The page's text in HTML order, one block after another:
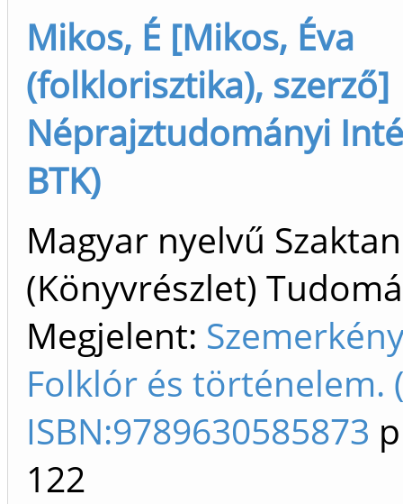
Mikos, É [Mikos, Éva
(folklorisztika), szerző]
Néprajztudományi
BTK)
Magyar nyelvű
(Könyvrészlet)
Megjelent:
Folklór és történelem.
ISBN:9789630585873
122